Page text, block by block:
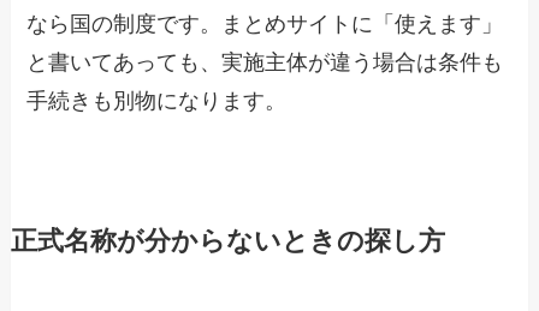
なら国の制度です。まとめサイトに「使えます」
と書いてあっても、実施主体が違う場合は条件も
手続きも別物になります。
正式名称が分からないときの探し方